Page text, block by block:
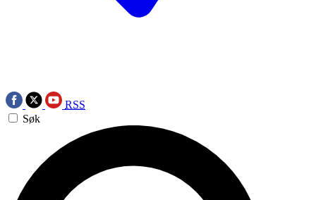
RSS
Søk